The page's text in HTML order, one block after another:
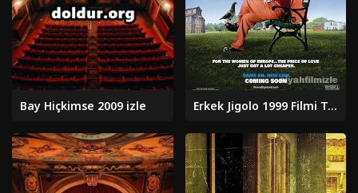
Bay Hiçkimse 2009 izle Erkek Jigolo 1999 Filmi Türkçe Dublaj Altyazılı Full izle